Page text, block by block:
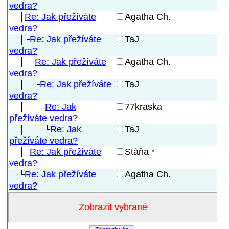
vedra?
Re: Jak přežíváte
vedra?
Agatha Ch.
Re: Jak přežíváte
vedra?
TaJ
Re: Jak přežíváte
vedra?
Agatha Ch.
Re: Jak přežíváte
vedra?
TaJ
Re: Jak
přežíváte vedra?
77kraska
Re: Jak
přežíváte vedra?
TaJ
Re: Jak přežíváte
vedra?
Stáňa *
Re: Jak přežíváte
vedra?
Agatha Ch.